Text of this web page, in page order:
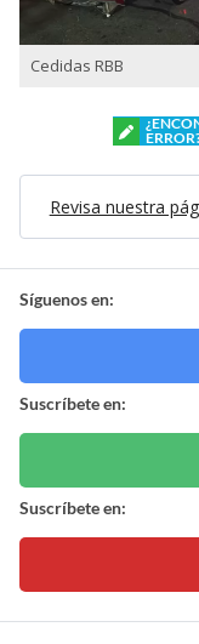
Cedidas RBB
Revisa nuestra
Síguenos en:
Suscríbete en:
Suscríbete en: